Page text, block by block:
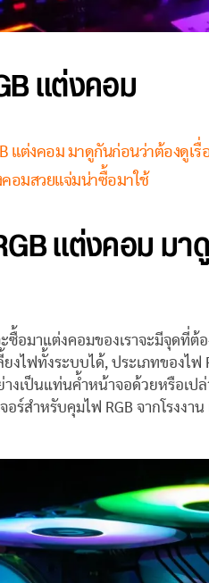
แต่งคอม
แต่งคอม มาดูกันก่อนว่าต้องดูเรื่
คอมสวยแจ่มน่าซื้อมาใช้
แต่งคอม ม
ซื้อมาแต่งคอมของเราจะมีจุดที่ต้
งไฟทั้งระบบได้, ประเภทของไฟ
างเป็นแท่นค้ำหน้าจอด้วยหรือเ
อร์สำหรับคุมไฟ RGB จากโรงง